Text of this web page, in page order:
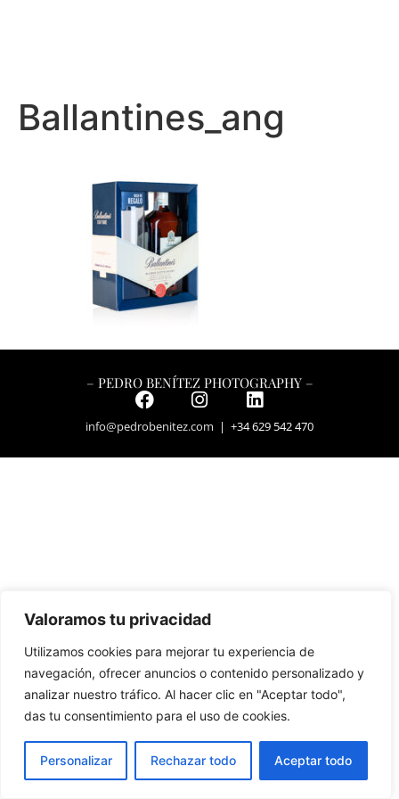
Valoramos tu privacidad
Utilizamos cookies para mejorar tu experiencia de
navegación, ofrecer anuncios o contenido personalizado y
analizar nuestro tráfico. Al hacer clic en "Aceptar todo",
das tu consentimiento para el uso de cookies.
Personalizar Rechazar todo Aceptar todo
Ballantines_ang
– PEDRO BENÍTEZ PHOTOGRAPHY –
info@pedrobenitez.com | +34 629 542 470